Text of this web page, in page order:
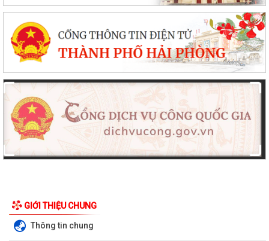
GIỚI THIỆU CHUNG
Thông tin chung